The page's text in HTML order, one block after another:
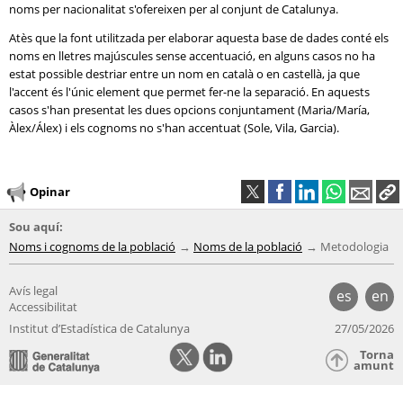
noms per nacionalitat s'ofereixen per al conjunt de Catalunya.
Atès que la font utilitzada per elaborar aquesta base de dades conté els
noms en lletres majúscules sense accentuació, en alguns casos no ha
estat possible destriar entre un nom en català o en castellà, ja que
l'accent és l'únic element que permet fer-ne la separació. En aquests
casos s'han presentat les dues opcions conjuntament (Maria/María,
Àlex/Álex) i els cognoms no s'han accentuat (Sole, Vila, Garcia).
Opinar
Sou aquí:
Noms i cognoms de la població
Noms de la població Metodologia
es en
Avís legal
Accessibilitat
Institut d’Estadística de Catalunya
27/05/2026
Torna
amunt